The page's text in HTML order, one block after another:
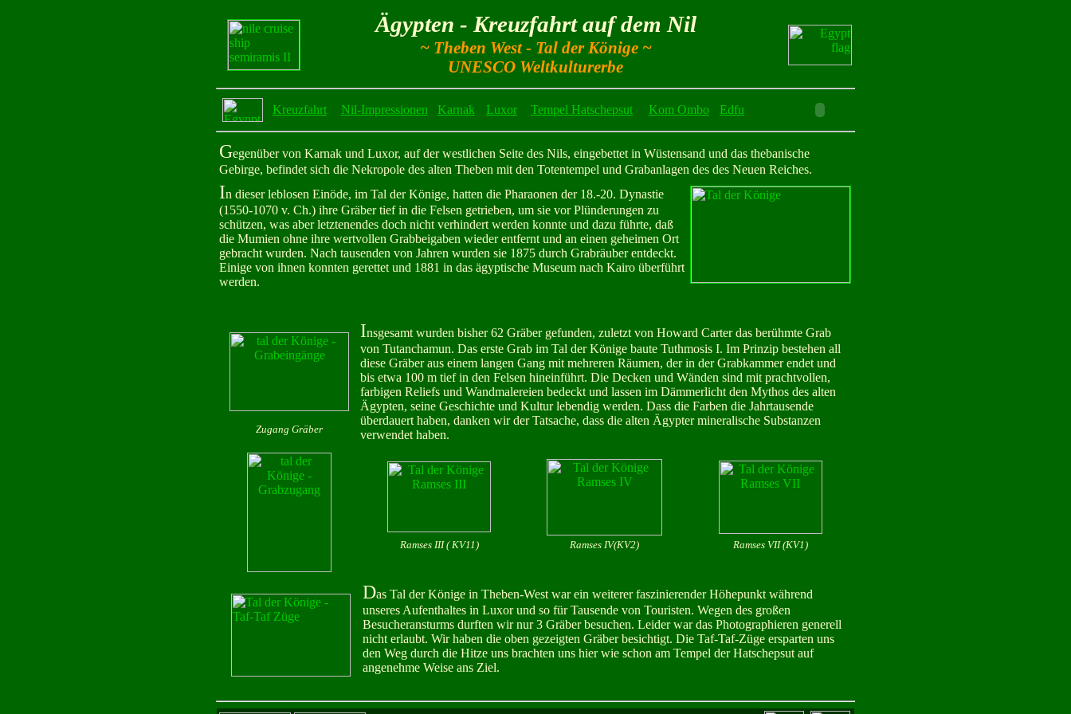
Ägypten - Kreuzfahrt auf dem Nil
~ Theben West - Tal der Könige ~
UNESCO Weltkulturerbe
Kreuzfahrt Nil-Impressionen Karnak Luxor Tempel Hatschepsut Kom Ombo Edfu
Gegenüber von Karnak und Luxor, auf der westlichen Seite des Nils, eingebettet in Wüstensand und das thebanische
Gebirge, befindet sich die Nekropole des alten Theben mit den Totentempel und Grabanlagen des des Neuen Reiches.
In dieser leblosen Einöde, im Tal der Könige, hatten die Pharaonen der 18.-20. Dynastie
(1550-1070 v. Ch.) ihre Gräber tief in die Felsen getrieben, um sie vor Plünderungen zu
schützen, was aber letztenendes doch nicht verhindert werden konnte und dazu führte, daß
die Mumien ohne ihre wertvollen Grabbeigaben wieder entfernt und an einen geheimen Ort
gebracht wurden. Nach tausenden von Jahren wurden sie 1875 durch Grabräuber entdeckt.
Einige von ihnen konnten gerettet und 1881 in das ägyptische Museum nach Kairo überführt
werden.
Zugang Gräber
Insgesamt wurden bisher 62 Gräber gefunden, zuletzt von Howard Carter das berühmte Grab
von Tutanchamun. Das erste Grab im Tal der Könige baute Tuthmosis I. Im Prinzip bestehen all
diese Gräber aus einem langen Gang mit mehreren Räumen, der in der Grabkammer endet und
bis etwa 100 m tief in den Felsen hineinführt. Die Decken und Wänden sind mit prachtvollen,
farbigen Reliefs und Wandmalereien bedeckt und lassen im Dämmerlicht den Mythos des alten
Ägypten, seine Geschichte und Kultur lebendig werden. Dass die Farben die Jahrtausende
überdauert haben, danken wir der Tatsache, dass die alten Ägypter mineralische Substanzen
verwendet haben.
Ramses III ( KV11) Ramses IV(KV2) Ramses VII (KV1)
Das Tal der Könige in Theben-West war ein weiterer faszinierender Höhepunkt während
unseres Aufenthaltes in Luxor und so für Tausende von Touristen. Wegen des großen
Besucheransturms durften wir nur 3 Gräber besuchen. Leider war das Photographieren generell
nicht erlaubt. Wir haben die oben gezeigten Gräber besichtigt. Die Taf-Taf-Züge ersparten uns
den Weg durch die Hitze uns brachten uns hier wie schon am Tempel der Hatschepsut auf
angenehme Weise ans Ziel.